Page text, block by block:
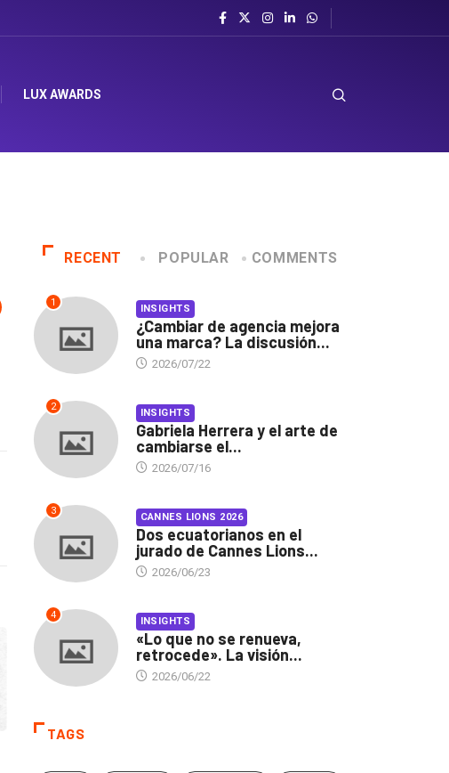
LUX AWARDS
INSIGHTS
RECENT POPULAR COMMENTS
1 INSIGHTS
¿Cambiar de agencia mejora
una marca? La discusión...
2026/07/22
2 INSIGHTS
Gabriela Herrera y el arte de
cambiarse el...
2026/07/16
3 CANNES LIONS 2026
Dos ecuatorianos en el
jurado de Cannes Lions...
2026/06/23
4 INSIGHTS
«Lo que no se renueva,
retrocede». La visión...
2026/06/22
TAGS